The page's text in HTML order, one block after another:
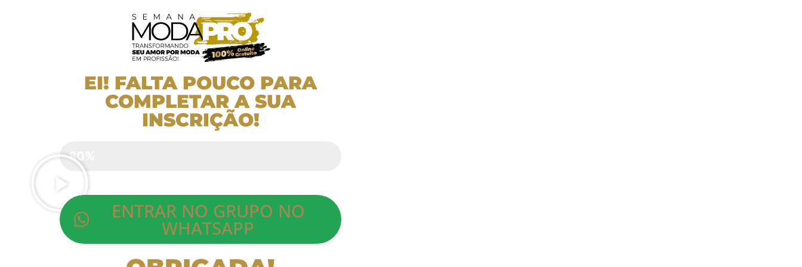
EI! FALTA POUCO PARA
COMPLETAR A SUA
INSCRIÇÃO!
Inscrição Semana Moda Pro
80%
ENTRAR NO GRUPO NO
WHATSAPP